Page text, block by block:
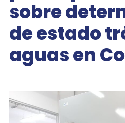
sobre
de estado
aguas en